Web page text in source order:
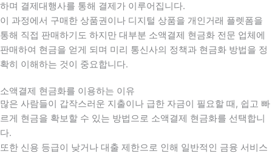
하며 결제대행사를 통해 결제가 이루어집니다.
이 과정에서 구매한 상품권이나 디지털 상품을 개인거래 플렛폼을
통해 직접 판매하기도 하지만 대부분 소액결제 현금화 전문 업체에
판매하여 현금을 얻게 되며 미리 통신사의 정책과 현금화 방법을 정
확히 이해하는 것이 중요합니다.
소액결제 현금화를 이용하는 이유
많은 사람들이 갑작스러운 지출이나 급한 자금이 필요할 때 , 쉽고 빠
르게 현금을 확보할 수 있는 방법으로 소액결제 현금화를 선택합니
다.
또한 신용 등급이 낮거나 대출 제한으로 인해 일반적인 금융 서비스